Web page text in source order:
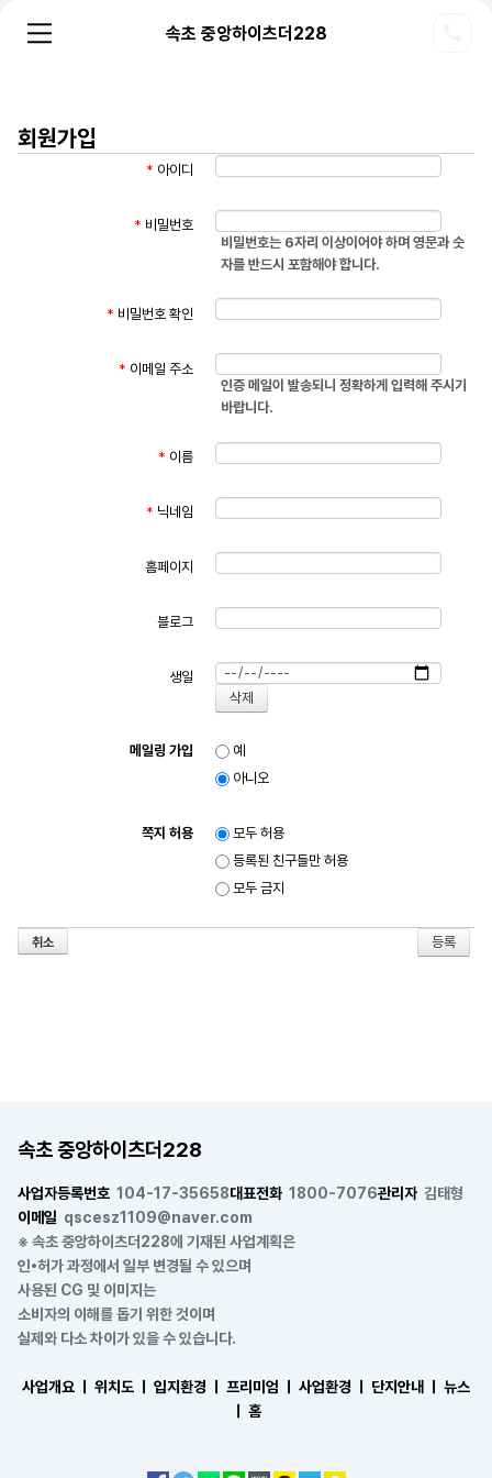
속초 중앙하이츠더228
회원가입
* 아이디
* 비밀번호
비밀번호는 6자리 이상이어야 하며 영문과 숫
자를 반드시 포함해야 합니다.
* 비밀번호 확인
* 이메일 주소
인증 메일이 발송되니 정확하게 입력해 주시기
바랍니다.
* 이름
* 닉네임
홈페이지
블로그
생일
메일링 가입
예
아니오
쪽지 허용
모두 허용
등록된 친구들만 허용
모두 금지
취소
속초 중앙하이츠더228
사업자등록번호 104-17-35658대표전화 1800-7076관리자 김태형
이메일 qscesz1109@naver.com
※ 속초 중앙하이츠더228에 기재된 사업계획은
인•허가 과정에서 일부 변경될 수 있으며
사용된 CG 및 이미지는
소비자의 이해를 돕기 위한 것이며
실제와 다소 차이가 있을 수 있습니다.
사업개요 ㅣ 위치도 ㅣ 입지환경 ㅣ 프리미엄 ㅣ 사업환경 ㅣ 단지안내 ㅣ
뉴스
홈